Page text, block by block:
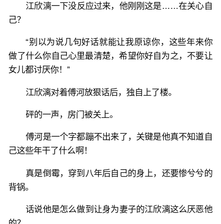
江欣漓一下没反应过来，他刚刚这是……在关心自
己？
“别以为说几句好话就能让我原谅你，这些年来你
做了什么你自己心里最清楚，希望你好自为之，不要让
女儿都讨厌你！”
江欣漓对着傅河放狠话后，独自上了楼。
砰的一声，房门被关上。
傅河是一个字都蹦不出来了，关键是他真不知道自
己这些年干了什么啊！
真是倒霉，穿到八年后自己的身上，还要惨兮兮的
背锅。
话说他是怎么做到让身为妻子的江欣漓这么厌恶他